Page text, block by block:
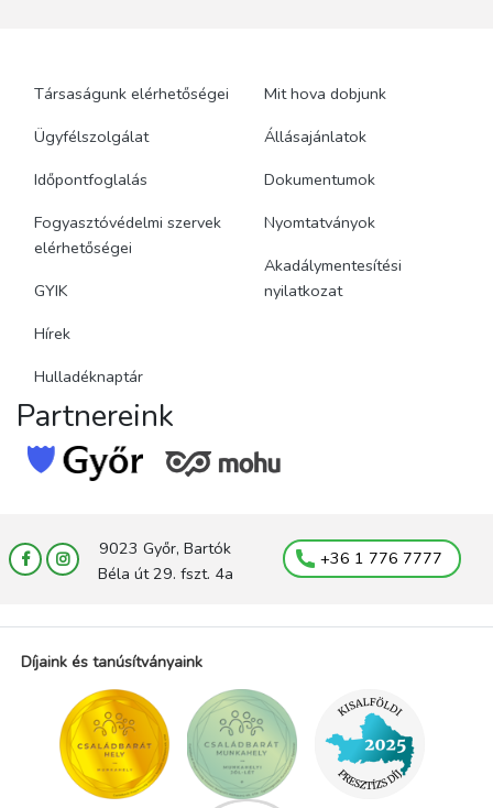
Társaságunk elérhetőségei
Ügyfélszolgálat
Időpontfoglalás
Fogyasztóvédelmi szervek
elérhetőségei
GYIK
Hírek
Hulladéknaptár
Mit hova dobjunk
Állásajánlatok
Dokumentumok
Nyomtatványok
Akadálymentesítési
nyilatkozat
Partnereink
9023 Győr, Bartók
Béla út 29. fszt. 4a
+36 1 776 7777
Díjaink és tanúsítványaink